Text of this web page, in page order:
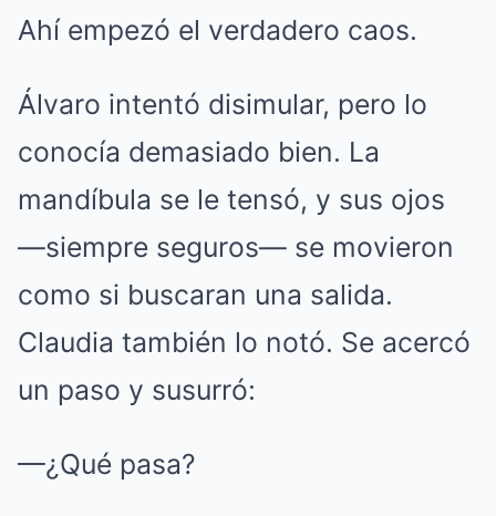
Ahí empezó el verdadero caos.
Álvaro intentó disimular, pero lo
conocía demasiado bien. La
mandíbula se le tensó, y sus ojos
—siempre seguros— se movieron
como si buscaran una salida.
Claudia también lo notó. Se acercó
un paso y susurró:
—¿Qué pasa?